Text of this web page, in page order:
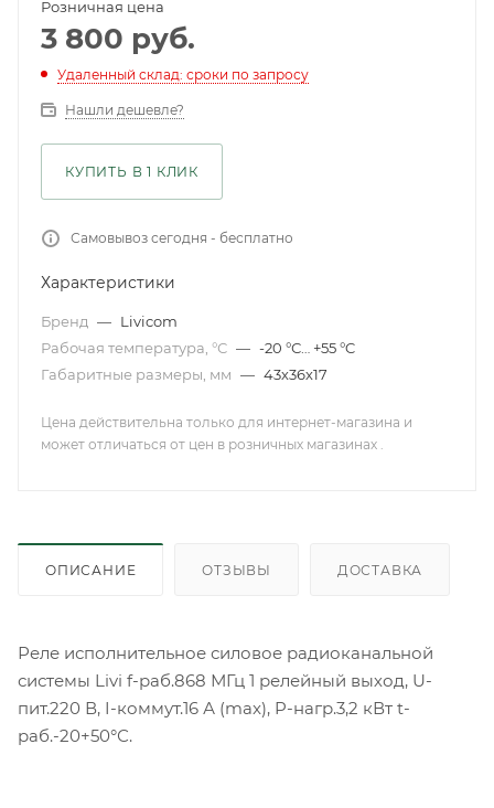
Розничная цена
3 800 руб.
Удаленный склад: сроки по запросу
Нашли дешевле?
КУПИТЬ В 1 КЛИК
Самовывоз сегодня - бесплатно
Характеристики
Бренд — Livicom
Рабочая температура, °С — -20 °С… +55 °C
Габаритные размеры, мм — 43х36х17
Цена действительна только для интернет-магазина и
может отличаться от цен в розничных магазинах .
ОПИСАНИЕ ОТЗЫВЫ ДОСТАВКА
Реле исполнительное силовое радиоканальной
системы Livi f-раб.868 МГц 1 релейный выход, U-
пит.220 В, I-коммут.16 А (max), P-нагр.3,2 кВт t-
раб.-20+50°С.